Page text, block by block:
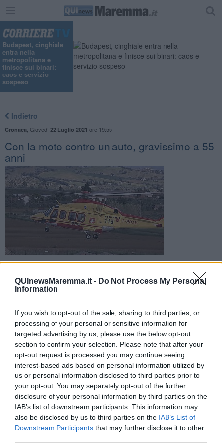
QUInewsMaremma.it - Do Not Process My Personal
Information
If you wish to opt-out of the sale, sharing to third parties, or
processing of your personal or sensitive information for
targeted advertising by us, please use the below opt-out
section to confirm your selection. Please note that after your
opt-out request is processed you may continue seeing
interest-based ads based on personal information utilized by
us or personal information disclosed to third parties prior to
your opt-out. You may separately opt-out of the further
disclosure of your personal information by third parties on the
IAB’s list of downstream participants. This information may
also be disclosed by us to third parties on the IAB’s List of
Downstream Participants that may further disclose it to other
Budapest, cinghiale
entra nella
metropolitana e
finisce sui binari:
caos e servizio
sospeso
Indietro
Cronaca Giovedì 22 Luglio 2021 ore 19:55
Con la moto contro un'auto, gravissimo a 55
anni
Incidente nel pomeriggio dove un centauro è rimasto ferito
nell'impatto contro un'auto. E' stato trasferito d'urgenza in
ospedale con l'elisoccorso
MAGLIANO IN TOSCANA —Grave incidente a Montiano dove nel
pomeriggio una moto e un'auto si sono scontrate. L'impatto è stato
violentissimo e ad avere la peggio è stato il centauro, un uomo di
55 anni anni.
L'uomo è stato soccorso dai medici del 118 che hanno richiesto
l'intervento dell'elisoccorso viste le condizioni in cui versava il
centauro. Il Pegaso ha trasportato il ferito in codice 3 d'urgenza
all'ospedale Misericordia di Grosseto.